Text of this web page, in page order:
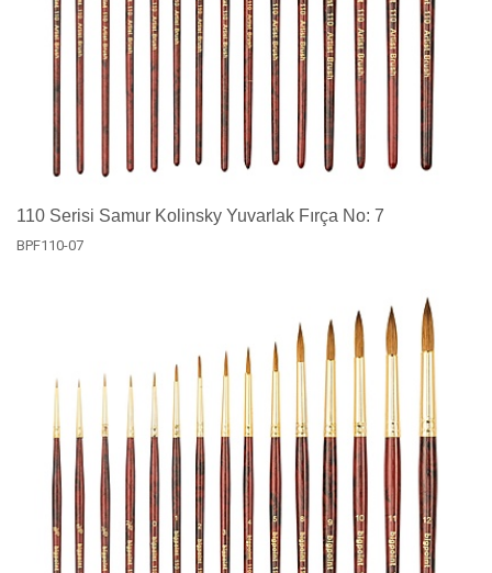
110 Serisi Samur Kolinsky Yuvarlak Fırça No: 7
BPF110-07